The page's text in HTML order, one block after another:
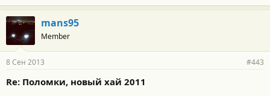
mans95
Member
8 Сен 2013 #443
Re: Поломки, новый хай 2011